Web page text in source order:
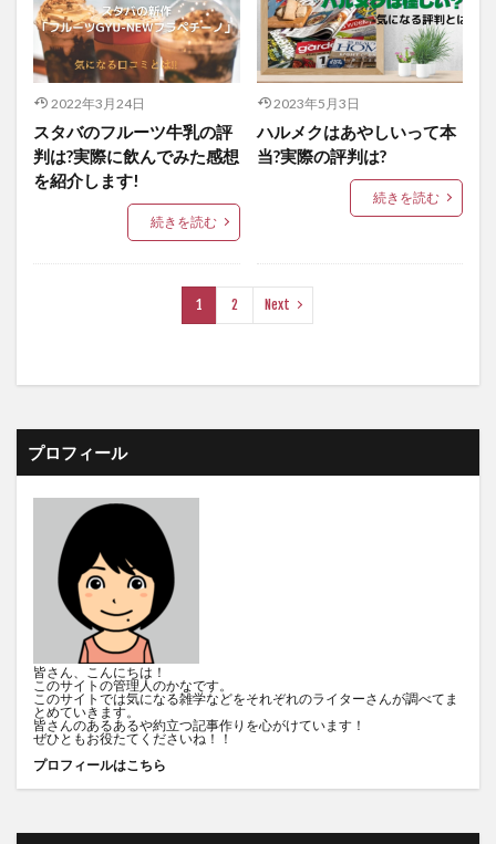
2022年3月24日
スタバのフルーツ牛乳の評
判は?実際に飲んでみた感想
を紹介します!
続きを読む
2023年5月3日
ハルメクはあやしいって本
当?実際の評判は?
続きを読む
1 2 Next
プロフィール
皆さん、こんにちは！
このサイトの管理人のかなです。
このサイトでは気になる雑学などをそれぞれのライターさんが調べてま
とめていきます。
皆さんのあるあるや約立つ記事作りを心がけています！
ぜひともお役たてくださいね！！
プロフィールはこちら